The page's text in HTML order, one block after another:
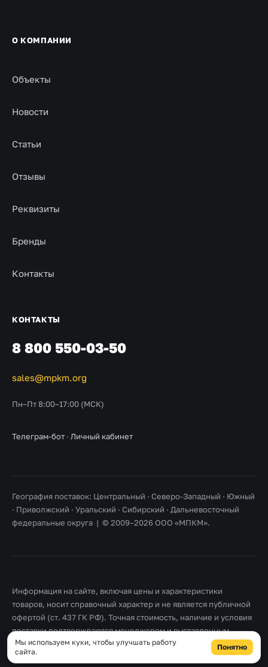
О КОМПАНИИ
Объекты
Новости
Статьи
Отзывы
Реквизиты
Бренды
Контакты
КОНТАКТЫ
8 800 550-03-50
sales@mpkm.org
Пн–Пт 8:00–17:00 (МСК)
Телеграм-бот · Личный кабинет
География поставок: Центральный · Северо-Западный · Южный
· Приволжский · Уральский · Сибирский · Дальневосточный
федеральные округа | © 2009–2026 ООО «МПКМ».
Информация на сайте, включая цены и характеристики
товаров, носит справочный характер и не является публичной
офертой (ст. 437 ГК РФ). Точная стоимость, наличие и условия
поставки подтверждаются менеджером и выставленным
счетом. Товарные знаки принадлежат их правообладателям.
Правовая информация
Согласие на обработку персональных
Мы используем куки, чтобы улучшать работу
сайта.
Понятно